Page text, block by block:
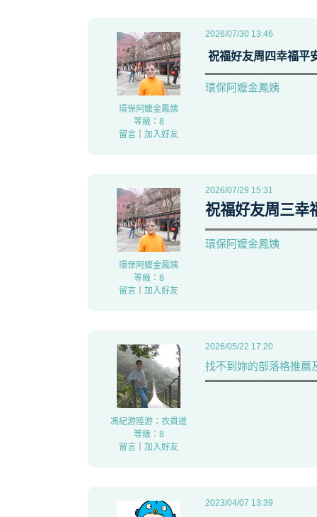
環保阿嬤金鳳姨
等級：8
留言
加入好友
2026/07/30 13:46
祝福好友周四幸福平
環保阿嬤金鳳姨
環保阿嬤金鳳姨
等級：8
留言
加入好友
2026/07/29 15:31
祝福好友周三幸
環保阿嬤金鳳姨
馮紀游陸游：衣貫道
等級：8
留言
加入好友
2026/05/22 17:20
找不到妳的部落格推薦
2023/04/07 13:39